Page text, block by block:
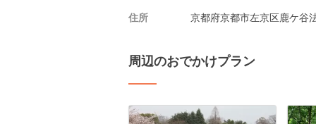
住所 京都府京都市左京区鹿ケ谷
周辺のおでかけプラン